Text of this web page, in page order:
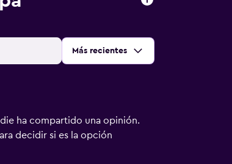
Ordenar por:
Más recientes
ha compartido una opinión.
decidir si es la opción